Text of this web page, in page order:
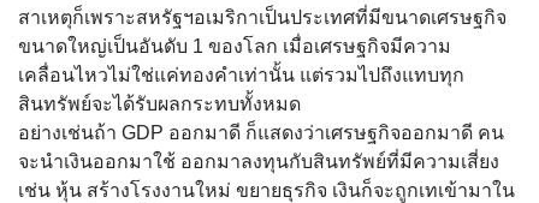
สาเหตุก็เพราะสหรัฐฯอเมริกาเป็นประเทศที่มีขนาดเศรษฐกิจ
ขนาดใหญ่เป็นอันดับ 1 ของโลก เมื่อเศรษฐกิจมีความ
เคลื่อนไหวไม่ใช่แค่ทองคำเท่านั้น แต่รวมไปถึงแทบทุก
สินทรัพย์จะได้รับผลกระทบทั้งหมด
อย่างเช่นถ้า GDP ออกมาดี ก็แสดงว่าเศรษฐกิจออกมาดี คน
จะนำเงินออกมาใช้ ออกมาลงทุนกับสินทรัพย์ที่มีความเสี่ยง
เช่น หุ้น สร้างโรงงานใหม่ ขยายธุรกิจ เงินก็จะถูกเทเข้ามาใน